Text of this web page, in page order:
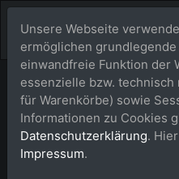
*** Beginn der
Unsere Webseite
ermöglichen
einwandfreie Funktion der
essenzielle bzw.
für Warenkörbe) sowie
Informationen zu Cookies
Datenschutzerklärung.
Impressum.